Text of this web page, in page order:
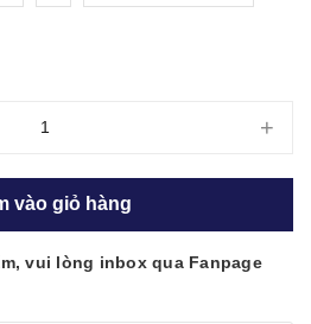
+
vào giỏ hàng
vui lòng inbox qua Fanpage